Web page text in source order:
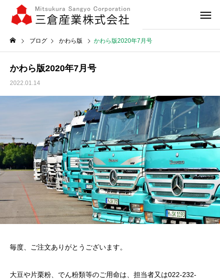
ブログ かわら版 かわら版2020年7月号
かわら版2020年7月号
2022.01.14
毎度、ご注文ありがとうございます。
大豆や片栗粉、でん粉類等のご用命は、担当者又は022-232-